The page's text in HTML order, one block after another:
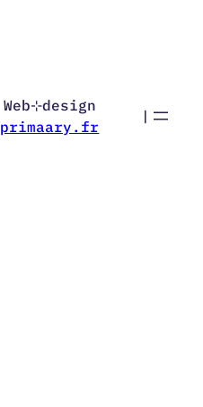
Web⊹design
primaary.fr
|